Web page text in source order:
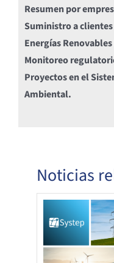
Resumen por
Suministro a
Energías
Monitoreo
Proyectos en el
Ambiental.
Noticias